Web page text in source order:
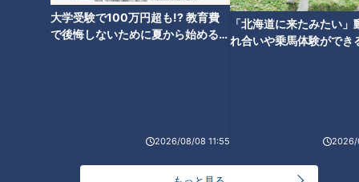
大学受験で100万円超も!? 教育費
で後悔しないために夏から始めるお
2026/08/08 11:55
「北海道に来たみたい」
れ合いや乗馬体験ができ
2026/
がユニークすぎる